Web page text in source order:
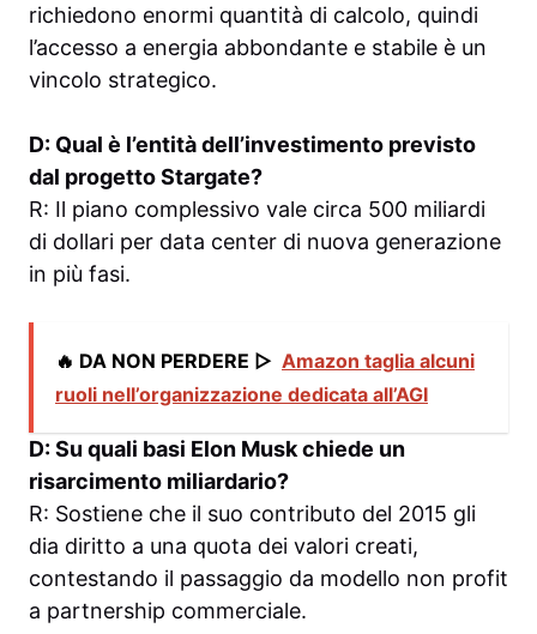
richiedono enormi quantità di calcolo, quindi
l’accesso a energia abbondante e stabile è un
vincolo strategico.
D: Qual è l’entità dell’investimento previsto
dal progetto Stargate?
R: Il piano complessivo vale circa 500 miliardi
di dollari per data center di nuova generazione
in più fasi.
🔥 DA NON PERDERE ▷ Amazon taglia alcuni
ruoli nell’organizzazione dedicata all’AGI
D: Su quali basi Elon Musk chiede un
risarcimento miliardario?
R: Sostiene che il suo contributo del 2015 gli
dia diritto a una quota dei valori creati,
contestando il passaggio da modello non profit
a partnership commerciale.